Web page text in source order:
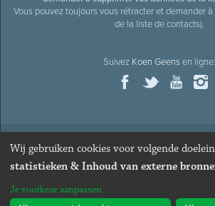
Vous pouvez toujours vous rétracter et demander
de la liste de contacts).
Suivez Koen Geensen ligne:
© 2026Ancien ministre et député
Webdesign & développement par Zenjoy de Louvain
Wij gebruiken cookies voor volgende
statistieken & Inhoud van externe
Je voorkeur aanpassen